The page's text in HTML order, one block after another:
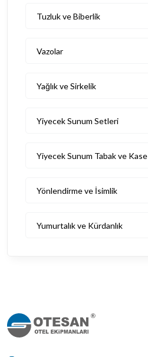
Tuzluk ve Biberlik
Vazolar
Yağlık ve Sirkelik
Yiyecek Sunum Setleri
Yiyecek Sunum Tabak ve Kase
Yönlendirme ve İsimlik
Yumurtalık ve Kürdanlık